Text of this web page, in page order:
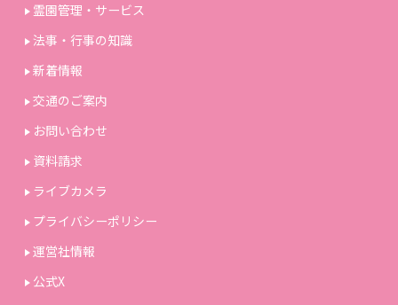
霊園管理・サービス
法事・行事の知識
新着情報
交通のご案内
お問い合わせ
資料請求
ライブカメラ
プライバシーポリシー
運営社情報
公式X